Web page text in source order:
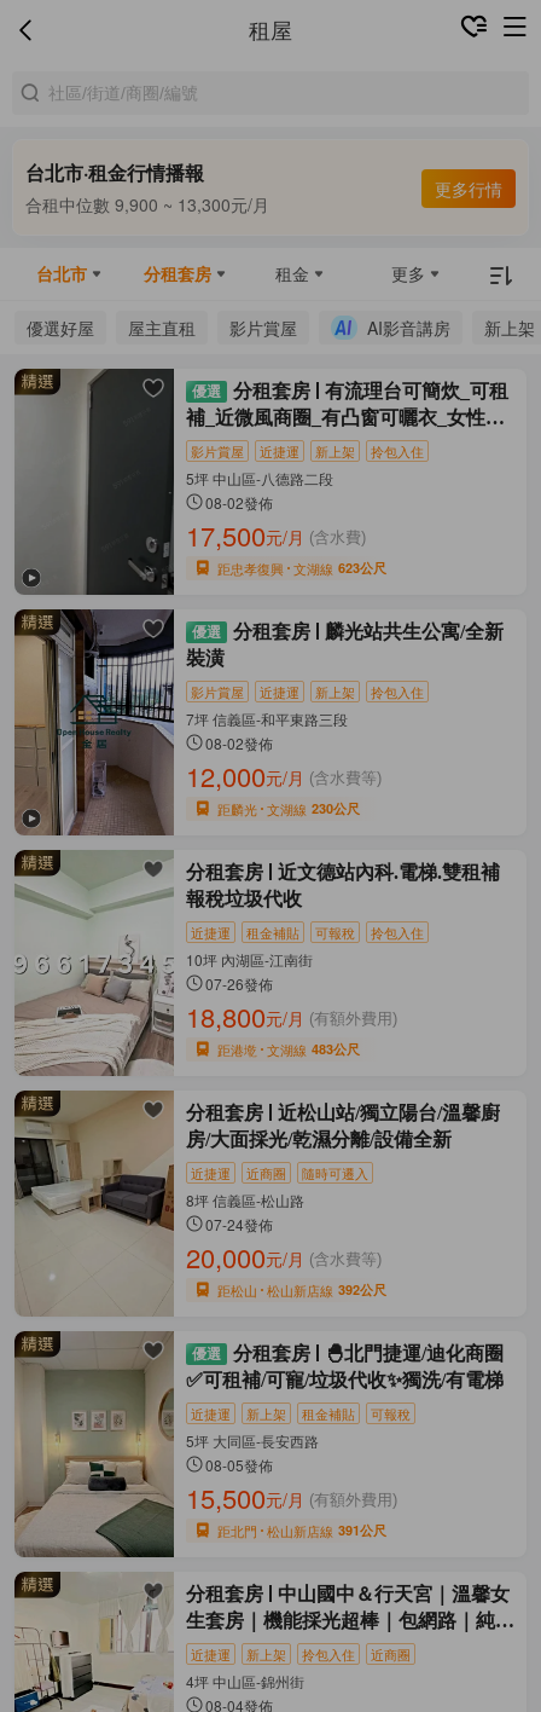
租屋
台北市·租金行情播報
合租中位數 9,900 ~ 13,300元/月
更多行情
台北市 分租套房 租金 更多
優選好屋 屋主直租 影片賞屋 AI影音講房 新上架
分租套房
有流理台可簡炊_可租
補_近微風商圈_有凸窗可曬衣_女性首
選
影片賞屋 近捷運 新上架 拎包入住
5坪 中山區-八德路二段
08-02發佈
17,500元/月 (含水費)
距忠孝復興 文湖線 623公尺
分租套房
麟光站共生公寓/全新
裝潢
影片賞屋 近捷運 新上架 拎包入住
7坪 信義區-和平東路三段
08-02發佈
12,000元/月 (含水費等)
距麟光 文湖線 230公尺
分租套房
近文德站內科.電梯.雙租補
報稅垃圾代收
近捷運 租金補貼 可報稅 拎包入住
10坪 內湖區-江南街
07-26發佈
18,800元/月 (有額外費用)
距港墘 文湖線 483公尺
分租套房
近松山站/獨立陽台/溫馨廚
房/大面採光/乾濕分離/設備全新
近捷運 近商圈 隨時可遷入
8坪 信義區-松山路
07-24發佈
20,000元/月 (含水費等)
距松山 松山新店線 392公尺
分租套房
🐣北門捷運/迪化商圈
✅可租補/可寵/垃圾代收✨獨洗/有電梯
近捷運 新上架 租金補貼 可報稅
5坪 大同區-長安西路
08-05發佈
15,500元/月 (有額外費用)
距北門 松山新店線 391公尺
分租套房
中山國中＆行天宮｜溫馨女
生套房｜機能採光超棒｜包網路｜純住
宅
近捷運 新上架 拎包入住 近商圈
4坪 中山區-錦州街
08-04發佈